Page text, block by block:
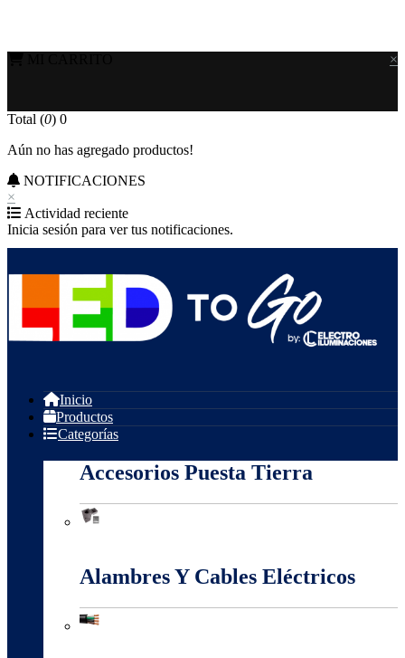
×
Total (0) 0
Aún no has agregado productos!
NOTIFICACIONES
×
Actividad reciente
Inicia sesión para ver tus notificaciones.
Inicio
Productos
Categorías
Accesorios Puesta Tierra
Alambres Y Cables Eléctricos